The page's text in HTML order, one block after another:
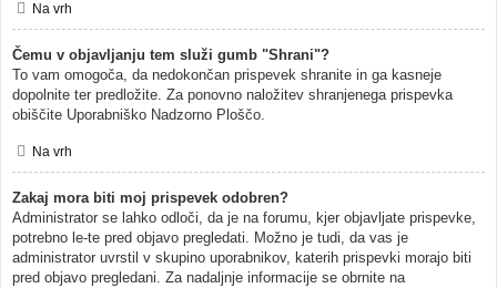
Na vrh
Čemu v objavljanju tem služi gumb "Shrani"?
To vam omogoča, da nedokončan prispevek shranite in ga kasneje
dopolnite ter predložite. Za ponovno naložitev shranjenega prispevka
obiščite Uporabniško Nadzorno Ploščo.
Na vrh
Zakaj mora biti moj prispevek odobren?
Administrator se lahko odloči, da je na forumu, kjer objavljate prispevke,
potrebno le-te pred objavo pregledati. Možno je tudi, da vas je
administrator uvrstil v skupino uporabnikov, katerih prispevki morajo biti
pred objavo pregledani. Za nadaljnje informacije se obrnite na